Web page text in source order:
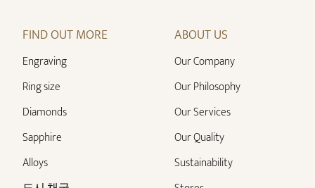
FIND OUT MORE
Engraving
Ring size
Diamonds
Sapphire
Alloys
ABOUT US
Our Company
Our Philosophy
Our Services
Our Quality
Sustainability